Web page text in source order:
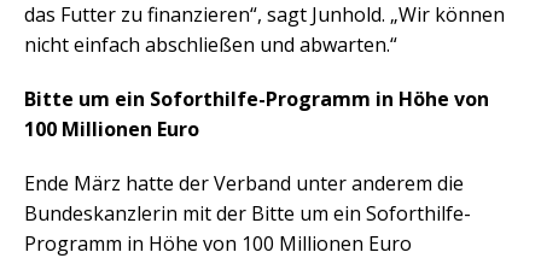
das Futter zu finanzieren“, sagt Junhold. „Wir können
nicht einfach abschließen und abwarten.“
Bitte um ein Soforthilfe-Programm in Höhe von
100 Millionen Euro
Ende März hatte der Verband unter anderem die
Bundeskanzlerin mit der Bitte um ein Soforthilfe-
Programm in Höhe von 100 Millionen Euro